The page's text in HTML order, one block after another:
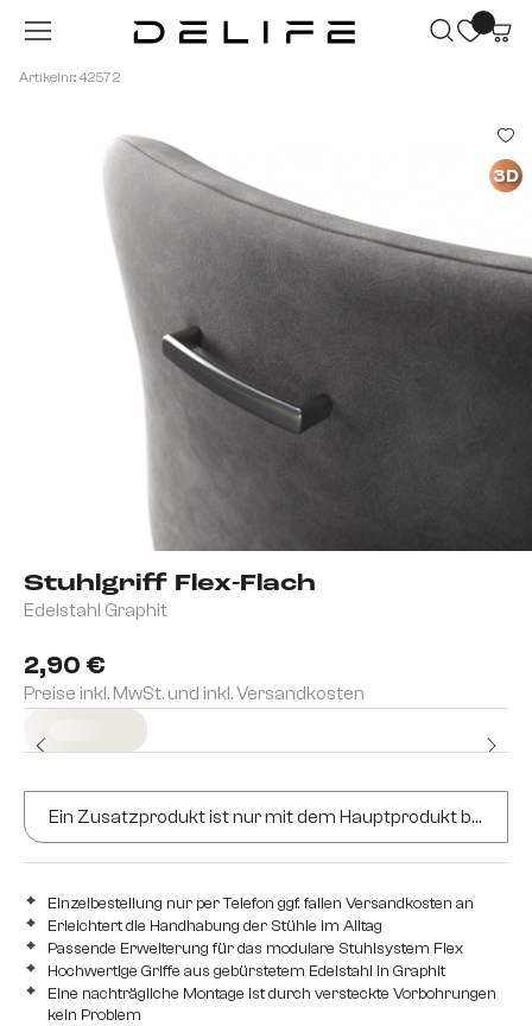
Zum Hauptinhalt springen
Artikelnr.: 42572
Stuhlgriff Flex-Flach
Edelstahl Graphit
2,90 €
Preise inkl. MwSt. und inkl. Versandkosten
Ein Zusatzprodukt ist nur mit dem Hauptprodukt bestellbar
Einzelbestellung nur per Telefon ggf. fallen Versandkosten an
Erleichtert die Handhabung der Stühle im Alltag
Passende Erweiterung für das modulare Stuhlsystem Flex
Hochwertige Griffe aus gebürstetem Edelstahl in Graphit
Eine nachträgliche Montage ist durch versteckte Vorbohrungen
kein Problem
3D